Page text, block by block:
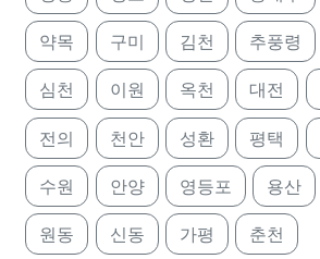
약목 구미 김천 추풍령
심천 이원 옥천 대전
전의 천안 성환 평택
수원 안양 영등포 용산
원동 신동 가평 춘천